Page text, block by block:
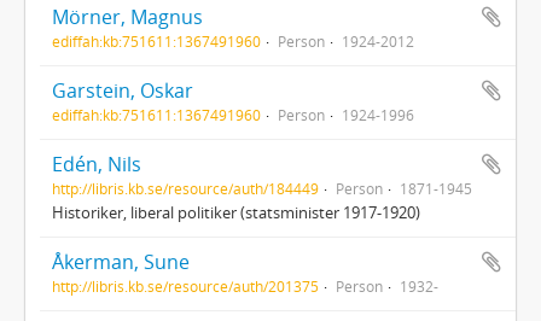
Mörner, Magnus
ediffah:kb:751611:1367491960 Person 1924-2012
Garstein, Oskar
ediffah:kb:751611:1367491960 Person 1924-1996
Edén, Nils
http://libris.kb.se/resource/auth/184449 Person 1871-1945
Historiker, liberal politiker (statsminister 1917-1920)
Åkerman, Sune
http://libris.kb.se/resource/auth/201375 Person 1932-